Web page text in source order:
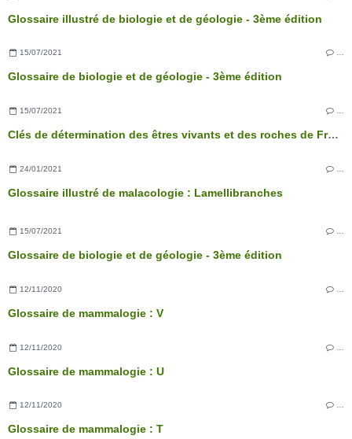
Glossaire illustré de biologie et de géologie - 3ème édition
15/07/2021 …
Glossaire de biologie et de géologie - 3ème édition
15/07/2021
Clés de détermination des êtres vivants et des roches de France - 3ème édition
24/01/2021
Glossaire illustré de malacologie : Lamellibranches
15/07/2021 …
Glossaire de biologie et de géologie - 3ème édition
12/11/2020
Glossaire de mammalogie : V
12/11/2020
Glossaire de mammalogie : U
12/11/2020
Glossaire de mammalogie : T